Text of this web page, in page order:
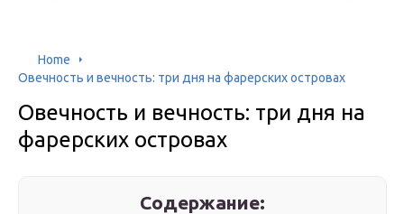
Home
Овечность и вечность: три дня на фарерских островах
Овечность и вечность: три дня на
фарерских островах
Содержание: